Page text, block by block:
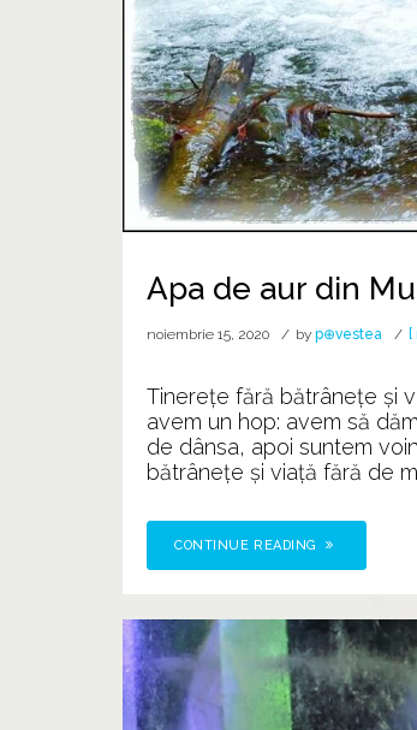
Apa de aur din
noiembrie 15, 2020 by p⊕vestea
Tinerețe fără bătrânețe și
avem un hop: avem să
de dânsa, apoi suntem
bătrânețe și viață fără de
CONTINUE READING